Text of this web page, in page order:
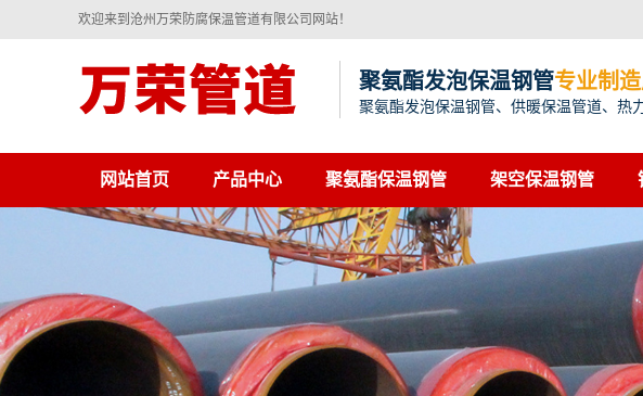
欢迎来到沧州万荣防腐保温管道有限公司网站！
聚氨酯发泡保温钢管专业制
聚氨酯发泡保温钢管、供暖保温管道、热
网站首页 产品中心 聚氨酯保温钢管 架空保温钢管